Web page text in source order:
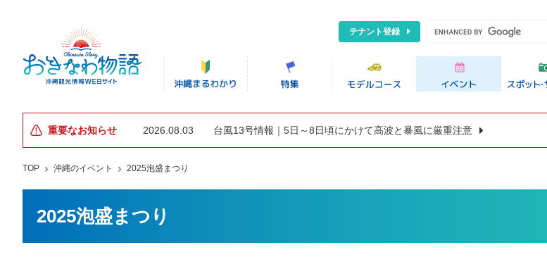
テナント登録
重要なお知らせ 2026.08.03 台風13号情報｜5日～8日頃にかけて高波と暴風に厳重注意
TOP 沖縄のイベント 2025泡盛まつり
2025泡盛まつり